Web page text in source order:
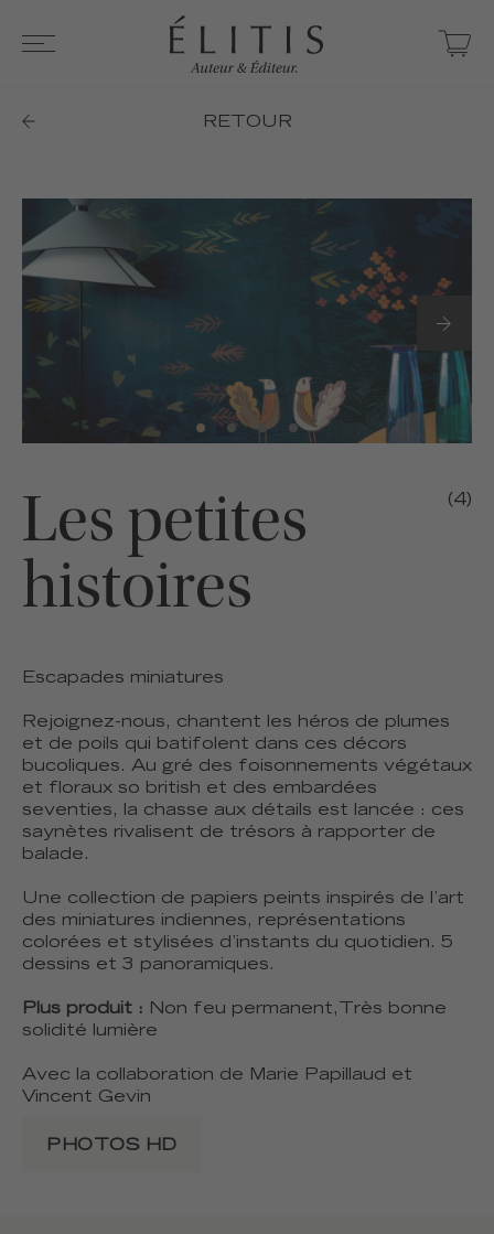
RETOUR
Les petites
histoires
(4)
Escapades miniatures
Rejoignez-nous, chantent les héros de plumes
et de poils qui batifolent dans ces décors
bucoliques. Au gré des foisonnements végétaux
et floraux so british et des embardées
seventies, la chasse aux détails est lancée : ces
saynètes rivalisent de trésors à rapporter de
balade.
Une collection de papiers peints inspirés de l’art
des miniatures indiennes, représentations
colorées et stylisées d’instants du quotidien. 5
dessins et 3 panoramiques.
Plus produit :
Non feu permanent,Très bonne
solidité lumière
Avec la collaboration de Marie Papillaud et
Vincent Gevin
PHOTOS HD